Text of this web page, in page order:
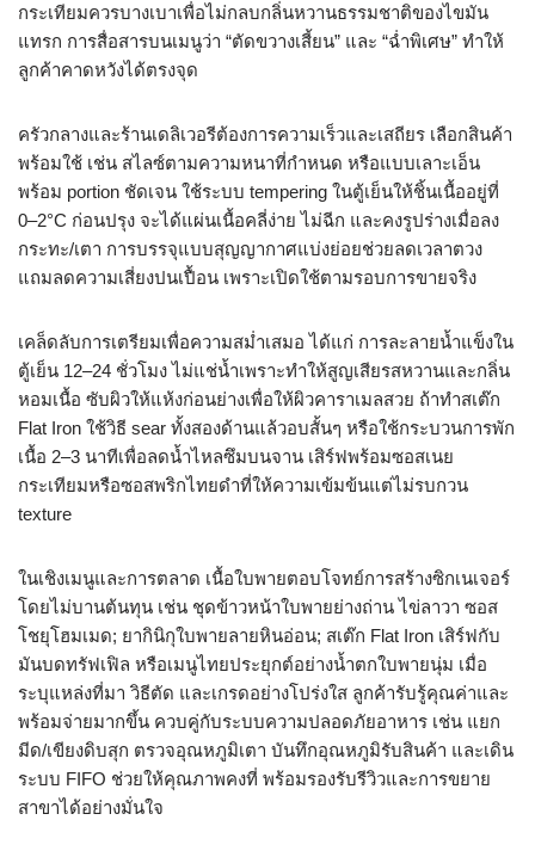
กระเทียมควรบางเบาเพื่อไม่กลบกลิ่นหวานธรรมชาติของไขมัน
แทรก การสื่อสารบนเมนูว่า “ตัดขวางเสี้ยน” และ “ฉ่ำพิเศษ” ทำให้
ลูกค้าคาดหวังได้ตรงจุด
ครัวกลางและร้านเดลิเวอรีต้องการความเร็วและเสถียร เลือกสินค้า
พร้อมใช้ เช่น สไลซ์ตามความหนาที่กำหนด หรือแบบเลาะเอ็น
พร้อม portion ชัดเจน ใช้ระบบ tempering ในตู้เย็นให้ชิ้นเนื้ออยู่ที่
0–2°C ก่อนปรุง จะได้แผ่นเนื้อคลี่ง่าย ไม่ฉีก และคงรูปร่างเมื่อลง
กระทะ/เตา การบรรจุแบบสุญญากาศแบ่งย่อยช่วยลดเวลาตวง
แถมลดความเสี่ยงปนเปื้อน เพราะเปิดใช้ตามรอบการขายจริง
เคล็ดลับการเตรียมเพื่อความสม่ำเสมอ ได้แก่ การละลายน้ำแข็งใน
ตู้เย็น 12–24 ชั่วโมง ไม่แช่น้ำเพราะทำให้สูญเสียรสหวานและกลิ่น
หอมเนื้อ ซับผิวให้แห้งก่อนย่างเพื่อให้ผิวคาราเมลสวย ถ้าทำสเต๊ก
Flat Iron ใช้วิธี sear ทั้งสองด้านแล้วอบสั้นๆ หรือใช้กระบวนการพัก
เนื้อ 2–3 นาทีเพื่อลดน้ำไหลซึมบนจาน เสิร์ฟพร้อมซอสเนย
กระเทียมหรือซอสพริกไทยดำที่ให้ความเข้มข้นแต่ไม่รบกวน
texture
ในเชิงเมนูและการตลาด เนื้อใบพายตอบโจทย์การสร้างซิกเนเจอร์
โดยไม่บานต้นทุน เช่น ชุดข้าวหน้าใบพายย่างถ่าน ไข่ลาวา ซอส
โชยุโฮมเมด; ยากินิกุใบพายลายหินอ่อน; สเต๊ก Flat Iron เสิร์ฟกับ
มันบดทรัฟเฟิล หรือเมนูไทยประยุกต์อย่างน้ำตกใบพายนุ่ม เมื่อ
ระบุแหล่งที่มา วิธีตัด และเกรดอย่างโปร่งใส ลูกค้ารับรู้คุณค่าและ
พร้อมจ่ายมากขึ้น ควบคู่กับระบบความปลอดภัยอาหาร เช่น แยก
มีด/เขียงดิบสุก ตรวจอุณหภูมิเตา บันทึกอุณหภูมิรับสินค้า และเดิน
ระบบ FIFO ช่วยให้คุณภาพคงที่ พร้อมรองรับรีวิวและการขยาย
สาขาได้อย่างมั่นใจ